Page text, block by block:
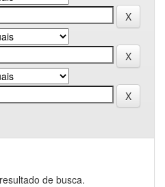
de busca.